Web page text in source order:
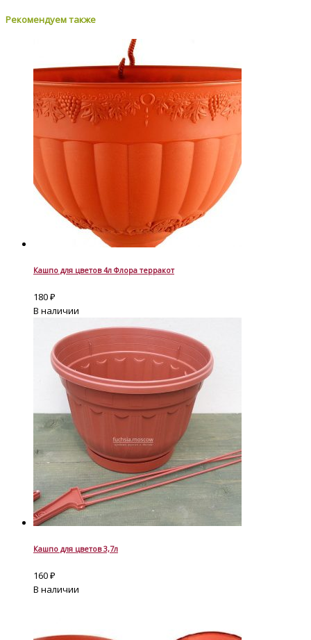
Рекомендуем также
Кашпо для цветов 4л Флора терракот
180₽
В наличии
Кашпо для цветов 3,7л
160₽
В наличии